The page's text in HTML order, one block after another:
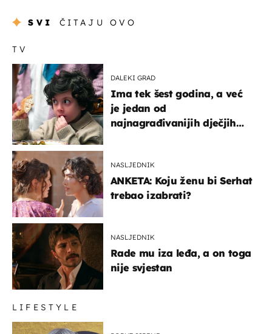
SVI ČITAJU OVO
TV
DALEKI GRAD
Ima tek šest godina, a već
je jedan od
najnagrađivanijih dječjih
NASLJEDNIK
ANKETA: Koju ženu bi Serhat
trebao izabrati?
NASLJEDNIK
Rade mu iza leđa, a on toga
nije svjestan
LIFESTYLE